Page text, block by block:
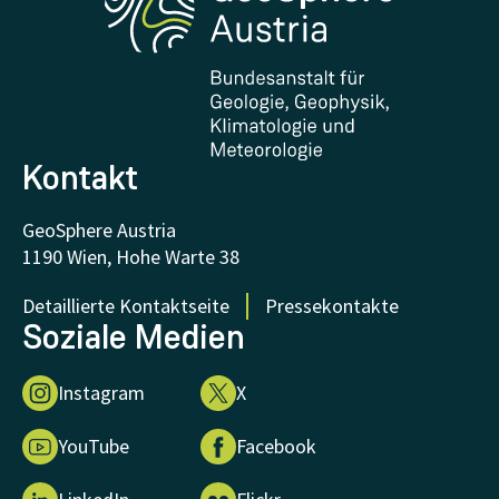
Downloads
Zertifikate und Auszeichnungen
FAQ - Häufig gestellte Fragen
Forschung unterstützen
Kontakt
GeoSphere Austria
1190 Wien, Hohe Warte 38
Detaillierte Kontaktseite
Pressekontakte
Soziale Medien
Instagram X
YouTube Facebook